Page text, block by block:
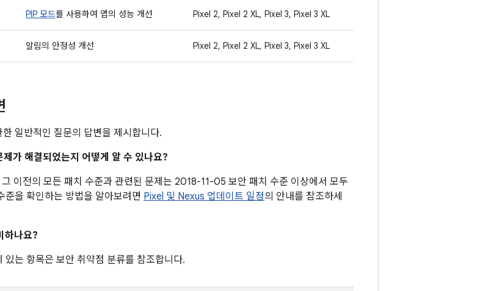
PIP 모드를 사용하여 앱의 성능 개선 Pixel 2, Pixel 2 XL, Pixel 3, Pixel 3 XL
알림의 안정성 개선 Pixel 2, Pixel 2 XL, Pixel 3, Pixel 3 XL
일반적인 질문의 답변을 제시합니다.
가 해결되었는지 어떻게 알 수 있나요?
이전의 모든 패치 수준과 관련된 문제는 2018-11-05 보안 패치 수준 이상에서 모두
준을 확인하는 방법을 알아보려면 Pixel 및 Nexus 업데이트 일정의 안내를 참조하세
하나요?
있는 항목은 보안 취약점 분류를 참조합니다.